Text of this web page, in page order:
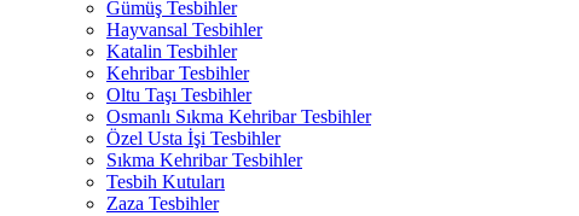
Gümüş Tesbihler
Hayvansal Tesbihler
Katalin Tesbihler
Kehribar Tesbihler
Oltu Taşı Tesbihler
Osmanlı Sıkma Kehribar Tesbihler
Özel Usta İşi Tesbihler
Sıkma Kehribar Tesbihler
Tesbih Kutuları
Zaza Tesbihler